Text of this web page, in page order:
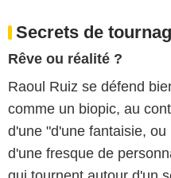
Secrets de
Rêve ou réalité ?
Raoul Ruiz se défend
comme un biopic, au
d'une "d'une fantaisie,
d'une fresque de